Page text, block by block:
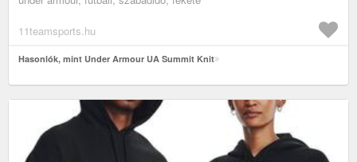
11teamsports.hu
Hasonlók, mint Under Armour UA Summit Knit